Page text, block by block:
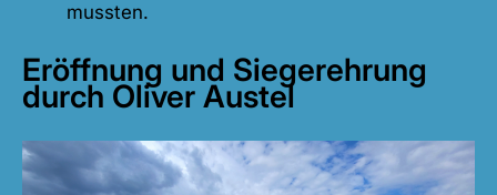
mussten.
Eröffnung und Siegerehrung
durch Oliver Austel